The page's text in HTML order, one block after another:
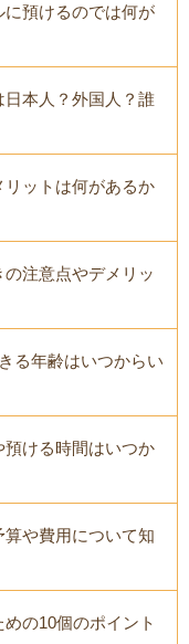
預けるのでは何が
本人？外国人？誰
ットは何があるか
注意点やデメリッ
る年齢はいつからい
ける時間はいつか
や費用について知
の10個のポイント